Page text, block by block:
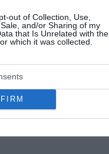
out of Collection, Use,
and/or Sharing of my
that Is Unrelated with the
which it was collected.
KITŰZŐ